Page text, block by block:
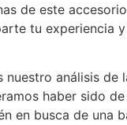
de este
tu experiencia
nuestro análisis de
haber sido
en busca de una